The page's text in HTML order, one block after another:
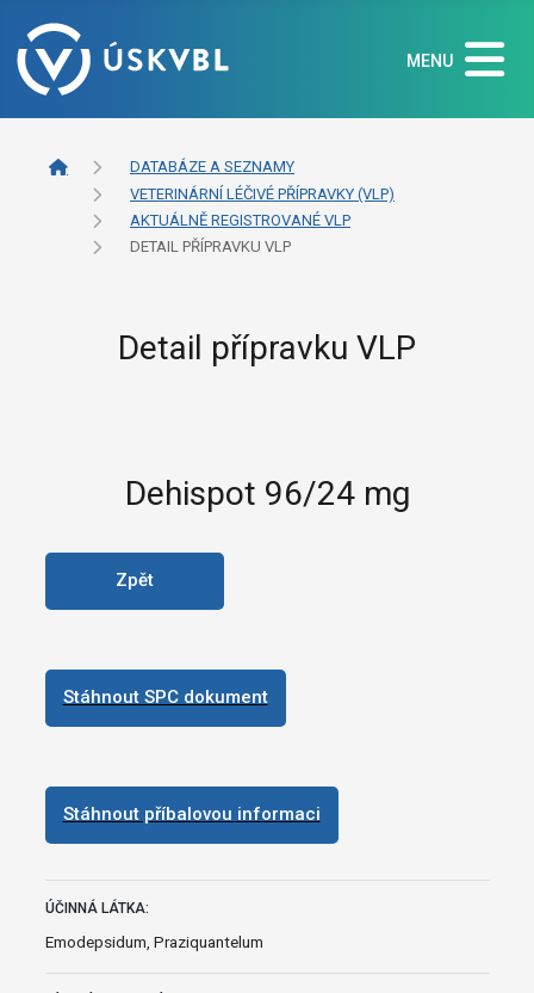
MENU
DATABÁZE A SEZNAMY
VETERINÁRNÍ LÉČIVÉ PŘÍPRAVKY (VLP)
AKTUÁLNĚ REGISTROVANÉ VLP
DETAIL PŘÍPRAVKU VLP
Detail přípravku VLP
Dehispot 96/24 mg
Zpět
Stáhnout SPC dokument
Stáhnout příbalovou informaci
ÚČINNÁ LÁTKA:
Emodepsidum, Praziquantelum